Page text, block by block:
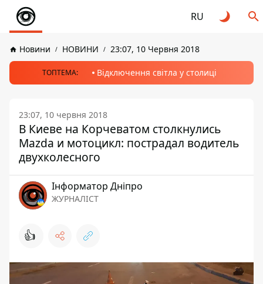
RU
Новини НОВИНИ 23:07, 10 Червня 2018
ТОПТЕМА: Відключення світла у столиці
23:07, 10 червня 2018
В Киеве на Корчеватом столкнулись
Mazda и мотоцикл: пострадал водитель
двухколесного
Інформатор Дніпро
ЖУРНАЛІСТ
👍